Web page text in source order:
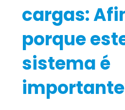
cargas:
porque
sistema é